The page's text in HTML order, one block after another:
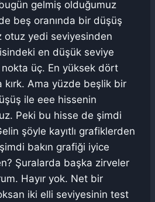
gelmiş olduğumuz
beş oranında bir düşüş
otuz yedi seviyesinden
en düşük seviye
üç. En yüksek dört
kırk. Ama yüzde beşlik bir
ile eee hissenin
Peki bu hisse de şimdi
şöyle kayıtlı grafiklerden
bakın grafiği iyice
Şuralarda başka zirveler
Hayır yok. Net bir
iki elli seviyesinin test